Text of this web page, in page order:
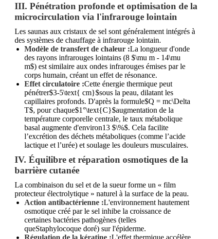
III. Pénétration profonde et optimisation de la
microcirculation via l'infrarouge lointain
Les saunas aux cristaux de sel sont généralement intégrés à
des systèmes de chauffage à infrarouge lointain.
Modèle de transfert de chaleur :La longueur d'onde
des rayons infrarouges lointains (8 $\mu m - 14\mu
m$) est similaire aux ondes infrarouges émises par le
corps humain, créant un effet de résonance.
Effet circulatoire :Cette énergie thermique peut
pénétrer$3-5\text{ cm}$sous la peau, dilatant les
capillaires profonds. D'après la formule$Q = mc\Delta
T$, pour chaque$1°\text{C}$augmentation de la
température corporelle centrale, le taux métabolique
basal augmente d'environ13 $\%$. Cela facilite
l’excrétion des déchets métaboliques (comme l’acide
lactique et l’urée) et soulage les douleurs musculaires.
IV. Équilibre et réparation osmotiques de la
barrière cutanée
La combinaison du sel et de la sueur forme un « film
protecteur électrolytique » naturel à la surface de la peau.
Action antibactérienne :L'environnement hautement
osmotique créé par le sel inhibe la croissance de
certaines bactéries pathogènes (telles
queStaphylocoque doré) sur l'épiderme.
Régulation de la kératine :L'effet thermique accélère